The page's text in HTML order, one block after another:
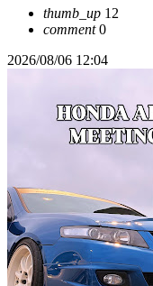
thumb_up 12
comment0
2026/08/06 12:04